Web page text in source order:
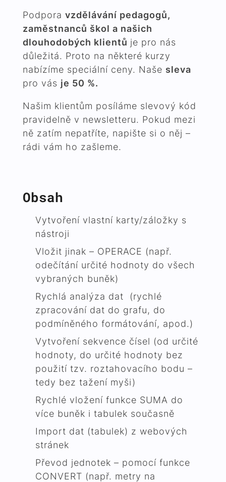
Podpora vzdělávání pedagogů,
zaměstnanců škol a našich
dlouhodobých klientů je pro nás
důležitá. Proto na některé kurzy
nabízíme speciální ceny. Naše sleva
pro vás je 50 %.
Našim klientům posíláme slevový kód
pravidelně v newsletteru. Pokud mezi
ně zatím nepatříte, napište si o něj –
rádi vám ho zašleme.
Obsah
Vytvoření vlastní karty/záložky s
nástroji
Vložit jinak – OPERACE (např.
odečítání určité hodnoty do všech
vybraných buněk)
Rychlá analýza dat (rychlé
zpracování dat do grafu, do
podmíněného formátování, apod.)
Vytvoření sekvence čísel (od určité
hodnoty, do určité hodnoty bez
použití tzv. roztahovacího bodu –
tedy bez tažení myši)
Rychlé vložení funkce SUMA do
více buněk i tabulek současně
Import dat (tabulek) z webových
stránek
Převod jednotek – pomocí funkce
CONVERT (např. metry na